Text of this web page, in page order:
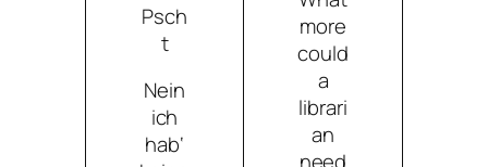
Psch
t
Nein
ich
hab‘
more
could
a
librari
an
need